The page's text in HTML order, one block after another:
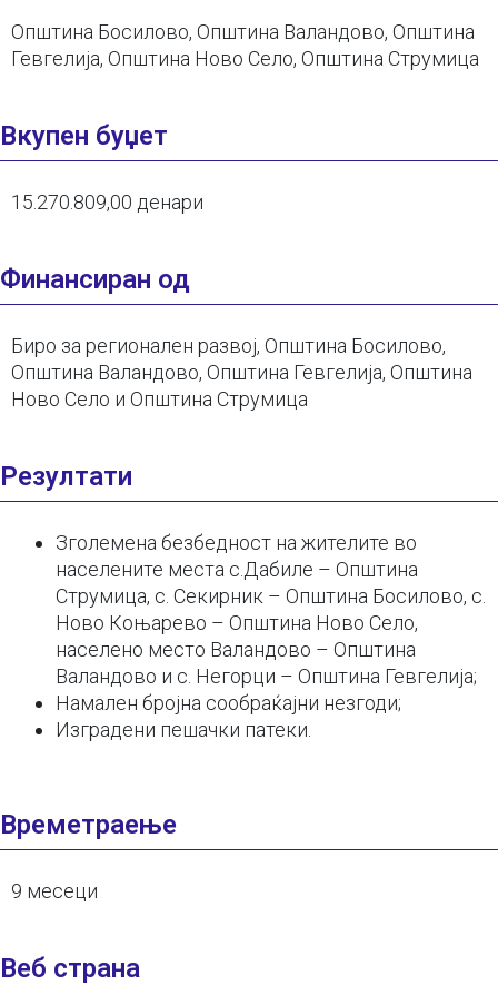
Општина Босилово, Општина Валандово, Општина
Гевгелија, Општина Ново Село, Општина Струмица
Вкупен буџет
15.270.809,00 денари
Финансиран од
Биро за регионален развој, Општина Босилово,
Општина Валандово, Општина Гевгелија, Општина
Ново Село и Општина Струмица
Резултати
Зголемена безбедност на жителите во
населените места с.Дабиле – Општина
Струмица, с. Секирник – Општина Босилово, с.
Ново Коњарево – Општина Ново Село,
населено место Валандово – Општина
Валандово и с. Негорци – Општина Гевгелија;
Намален бројна сообраќајни незгоди;
Изградени пешачки патеки.
Времетраење
9 месеци
Веб страна